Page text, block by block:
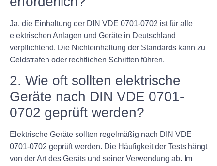
Ja, die Einhaltung der DIN VDE 0701-0702 ist für alle
elektrischen Anlagen und Geräte in Deutschland
verpflichtend. Die Nichteinhaltung der Standards kann zu
Geldstrafen oder rechtlichen Schritten führen.
2. Wie oft sollten elektrische
Geräte nach DIN VDE 0701-
0702 geprüft werden?
Elektrische Geräte sollten regelmäßig nach DIN VDE
0701-0702 geprüft werden. Die Häufigkeit der Tests hängt
von der Art des Geräts und seiner Verwendung ab. Im